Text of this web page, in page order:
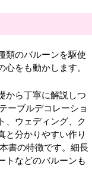
類のバルーンを駆使
をも動かします。
から丁寧に解説しつ
ーブルデコレーショ
、ウェディング、ク
と分かりやすい作り
書の特徴です。細長
トなどのバルーンも